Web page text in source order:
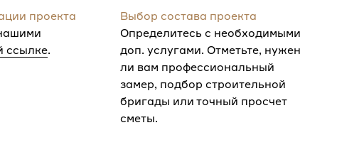
проекта
ссылке.
Выбор состава проекта
Определитесь с необходимыми
доп. услугами. Отметьте, нужен
ли вам профессиональный
замер, подбор строительной
бригады или точный просчет
сметы.